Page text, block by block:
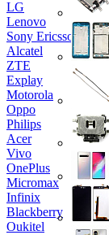
LG
Lenovo
Sony Ericsson
Alcatel
ZTE
Explay
Motorola
Oppo
Philips
Acer
Vivo
OnePlus
Micromax
Infinix
Blackberry
Oukitel